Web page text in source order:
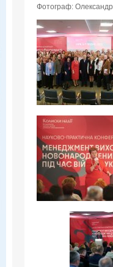
Фотограф: Олександр